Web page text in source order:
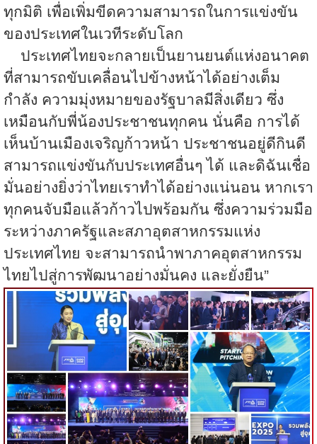
ทุกมิติ เพื่อเพิ่มขีดความสามารถในการแข่งขัน
ของประเทศในเวทีระดับโลก
ประเทศไทยจะกลายเป็นยานยนต์แห่งอนาคต
ที่สามารถขับเคลื่อนไปข้างหน้าได้อย่างเต็ม
กำลัง ความมุ่งหมายของรัฐบาลมีสิ่งเดียว ซึ่ง
เหมือนกับพี่น้องประชาชนทุกคน นั่นคือ การได้
เห็นบ้านเมืองเจริญก้าวหน้า ประชาชนอยู่ดีกินดี
สามารถแข่งขันกับประเทศอื่นๆ ได้ และดิฉันเชื่อ
มั่นอย่างยิ่งว่าไทยเราทำได้อย่างแน่นอน หากเรา
ทุกคนจับมือแล้วก้าวไปพร้อมกัน ซึ่งความร่วมมือ
ระหว่างภาครัฐและสภาอุตสาหกรรมแห่ง
ประเทศไทย จะสามารถนำพาภาคอุตสาหกรรม
ไทยไปสู่การพัฒนาอย่างมั่นคง และยั่งยืน”